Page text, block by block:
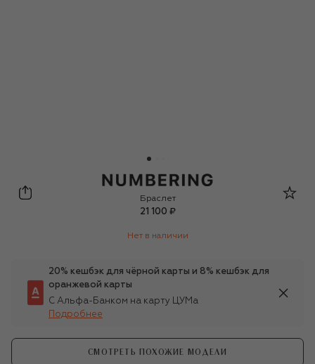
Numbering
Браслет
21 100 ₽
Нет в наличии
20% кешбэк для чёрной карты и 8% кешбэк для
оранжевой карты
С Альфа-Банком на карту ЦУМа
Подробнее
СМОТРЕТЬ ПОХОЖИЕ МОДЕЛИ